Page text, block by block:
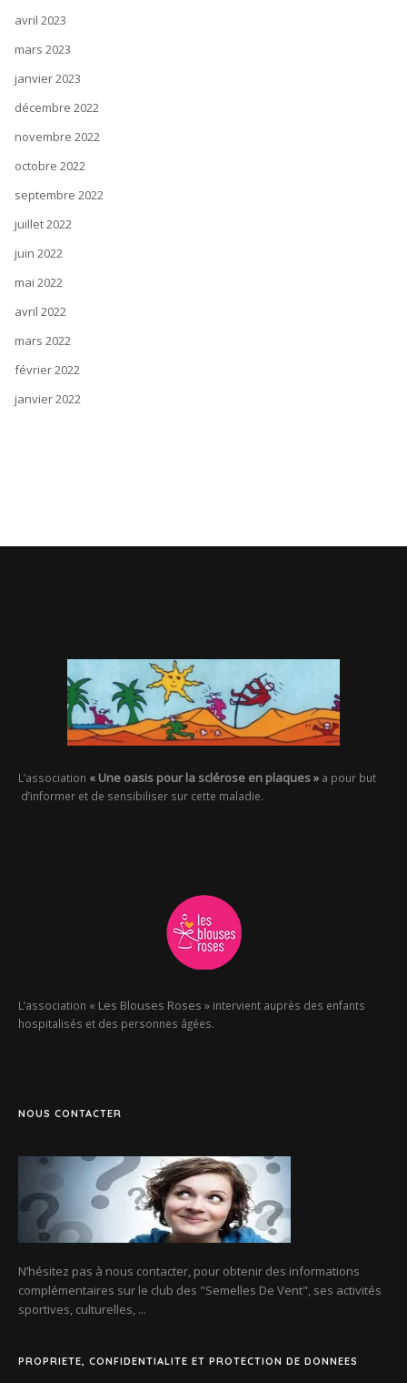
avril 2023
mars 2023
janvier 2023
décembre 2022
novembre 2022
octobre 2022
septembre 2022
juillet 2022
juin 2022
mai 2022
avril 2022
mars 2022
février 2022
janvier 2022
L’association « Une oasis pour la sclérose en plaques » a pour but
d’informer et de sensibiliser sur cette maladie.
L’association « Les Blouses Roses » intervient auprès des enfants
hospitalisés et des personnes âgées.
NOUS CONTACTER
N’hésitez pas à nous contacter, pour obtenir des informations
complémentaires sur le club des "Semelles De Vent", ses activités
sportives, culturelles, ...
PROPRIETE, CONFIDENTIALITE ET PROTECTION DE DONNEES